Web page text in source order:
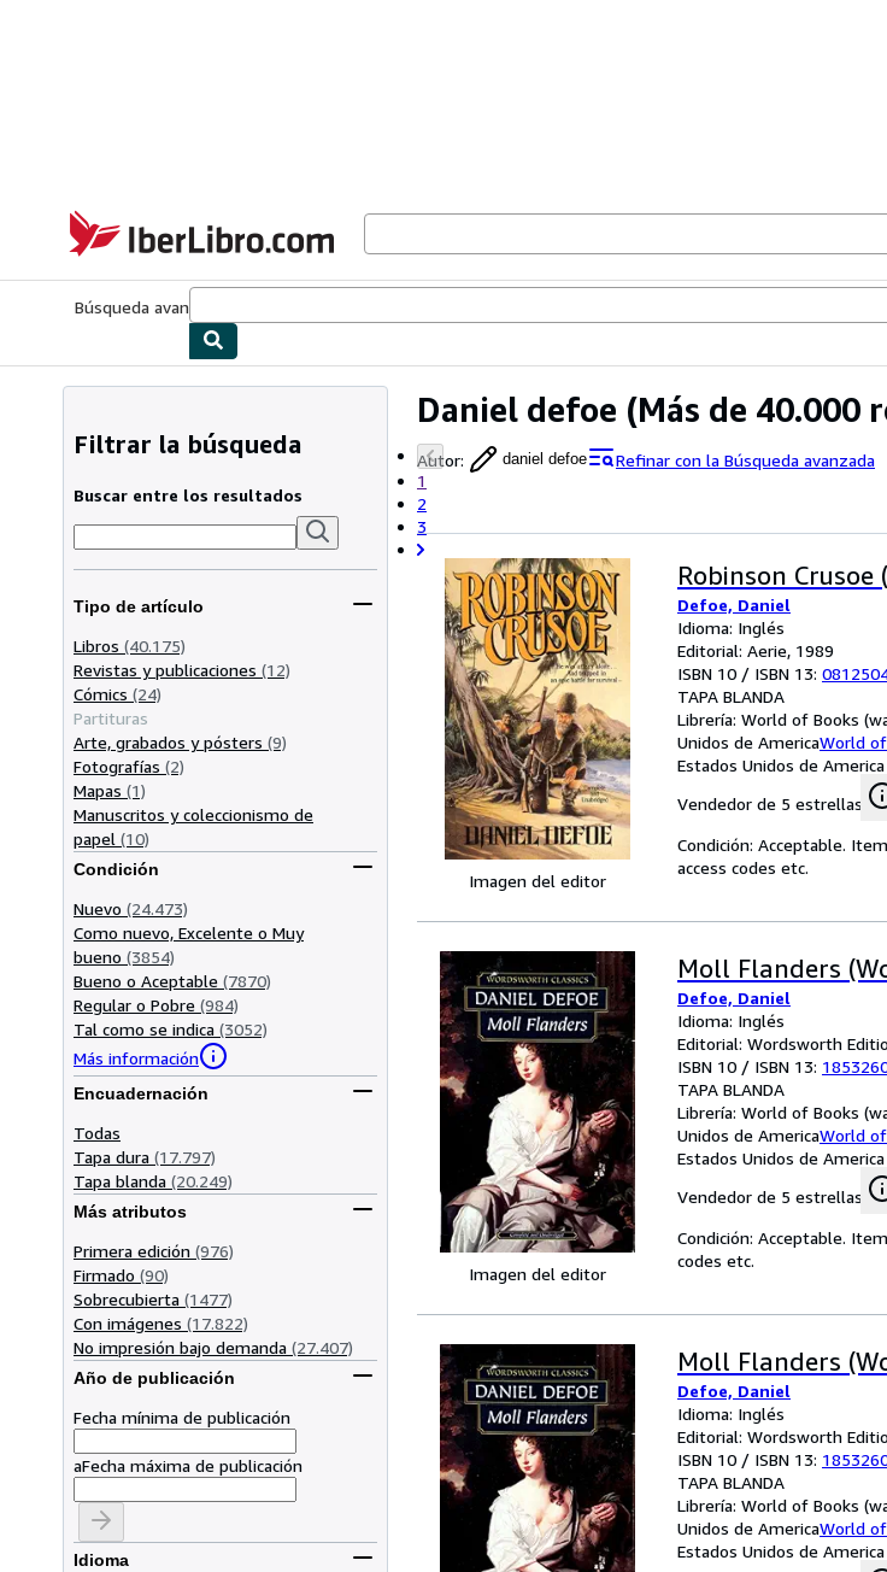
IberLibro.com
Búsqueda avanzada
Daniel defoe (Más de 40.000
Autor: daniel defoe
Refinar con la Búsqueda avanzada
1
2
3
Filtrar la búsqueda
Buscar entre los resultados
Tipo de artículo
Libros (40.175)
Revistas y publicaciones (12)
Cómics (24)
Partituras
Arte, grabados y pósters (9)
Fotografías (2)
Mapas (1)
Manuscritos y coleccionismo de
papel (10)
Condición
Nuevo (24.473)
Como nuevo, Excelente o Muy
bueno (3854)
Bueno o Aceptable (7870)
Regular o Pobre (984)
Tal como se indica (3052)
Más información
Encuadernación
Todas
Tapa dura (17.797)
Tapa blanda (20.249)
Más atributos
Primera edición (976)
Firmado (90)
Sobrecubierta (1477)
Con imágenes (17.822)
No impresión bajo demanda (27.407)
Año de publicación
Fecha mínima de publicación
aFecha máxima de publicación
Idioma
Imagen del editor
Robinson Crusoe
Defoe, Daniel
Idioma: Inglés
Editorial: Aerie, 1989
ISBN 10 / ISBN 13:
TAPA BLANDA
Librería: World of Books
Unidos de AmericaWorld of
Estados Unidos de America
Vendedor de 5 estrellas
Condición: Acceptable.
access codes etc.
Imagen del editor
Moll Flanders
Defoe, Daniel
Idioma: Inglés
Editorial: Wordsworth
ISBN 10 / ISBN 13:
TAPA BLANDA
Librería: World of Books
Unidos de AmericaWorld of
Estados Unidos de America
Vendedor de 5 estrellas
Condición: Acceptable.
codes etc.
Moll Flanders
Defoe, Daniel
Idioma: Inglés
Editorial: Wordsworth
ISBN 10 / ISBN 13:
TAPA BLANDA
Librería: World of Books
Unidos de AmericaWorld of
Estados Unidos de America